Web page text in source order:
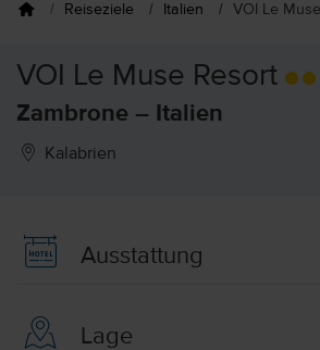
Reiseziele Italien VOI Le
VOI Le Muse Resort
Zambrone – Italien
Kalabrien
Ausstattung
Lage